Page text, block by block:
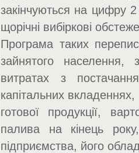
закінчуються на цифру
щорічні вибіркові
Програма таких
зайнятого населення,
витратах з
капітальних вкладеннях,
готової продукції,
палива на кінець
підприємства, його